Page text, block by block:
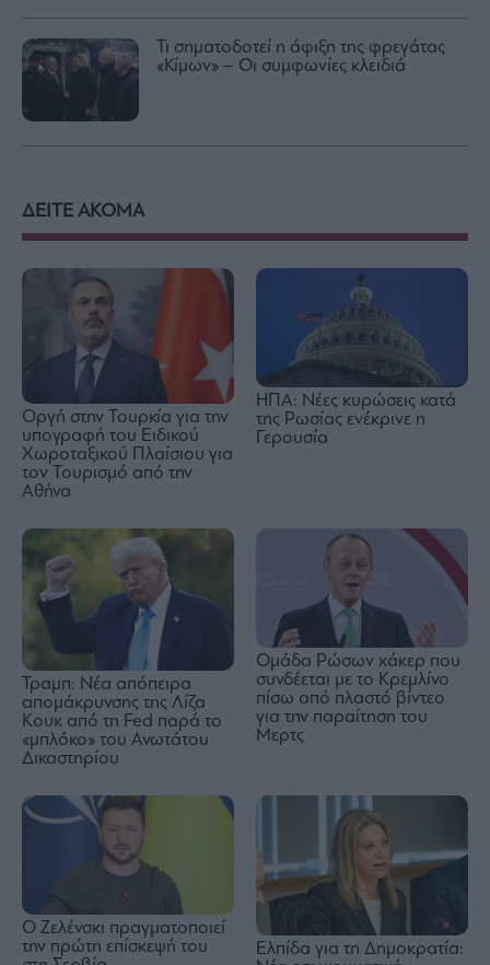
Τι σηματοδοτεί η άφιξη της φρεγάτας
«Κίμων» – Οι συμφωνίες κλειδιά
ΔΕΙΤΕ ΑΚΟΜΑ
Οργή στην Τουρκία για την
υπογραφή του Ειδικού
Χωροταξικού Πλαίσιου για
τον Τουρισμό από την
Αθήνα
ΗΠΑ: Νέες κυρώσεις κατά
της Ρωσίας ενέκρινε η
Γερουσία
Τραμπ: Νέα απόπειρα
απομάκρυνσης της Λίζα
Κουκ από τη Fed παρά το
«μπλόκο» του Ανωτάτου
Δικαστηρίου
Ομάδα Ρώσων χάκερ που
συνδέεται με το Κρεμλίνο
πίσω από πλαστό βίντεο
για την παραίτηση του
Μερτς
Ο Ζελένσκι πραγματοποιεί
την πρώτη επίσκεψή του
Ελπίδα για τη Δημοκρατία: